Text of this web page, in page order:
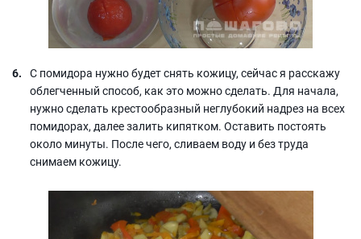
С помидора нужно будет снять кожицу, сейчас я расскажу
облегченный способ, как это можно сделать. Для начала,
нужно сделать крестообразный неглубокий надрез на всех
помидорах, далее залить кипятком. Оставить постоять
около минуты. После чего, сливаем воду и без труда
снимаем кожицу.